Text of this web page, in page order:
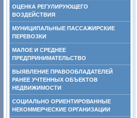
ОЦЕНКА РЕГУЛИРУЮЩЕГО
ВОЗДЕЙСТВИЯ
МУНИЦИПАЛЬНЫЕ ПАССАЖИРСКИЕ
ПЕРЕВОЗКИ
МАЛОЕ И СРЕДНЕЕ
ПРЕДПРИНИМАТЕЛЬСТВО
ВЫЯВЛЕНИЕ ПРАВООБЛАДАТЕЛЕЙ
РАНЕЕ УЧТЕННЫХ ОБЪЕКТОВ
НЕДВИЖИМОСТИ
СОЦИАЛЬНО ОРИЕНТИРОВАННЫЕ
НЕКОММЕРЧЕСКИЕ ОРГАНИЗАЦИИ